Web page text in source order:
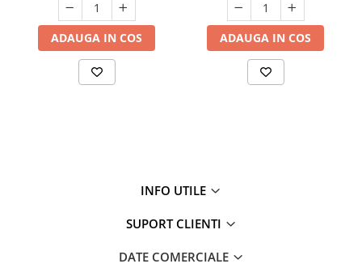
ADAUGA IN COS ADAUGA IN COS
INFO UTILE
SUPORT CLIENTI
DATE COMERCIALE